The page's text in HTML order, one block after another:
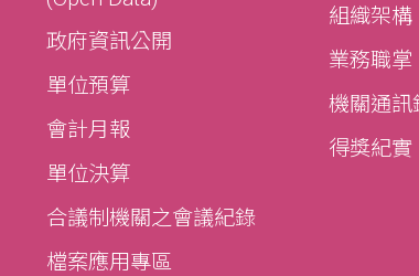
政府資訊公開
單位預算
會計月報
單位決算
合議制機關之會議紀錄
檔案應用專區
組織架構
業務職掌
機關通訊
得獎紀實